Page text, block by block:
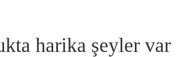
harika şeyler var